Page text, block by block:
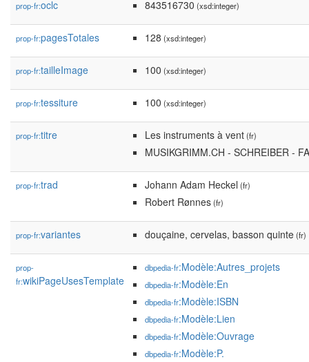
prop-fr:oclc 843516730 (xsd:integer)
prop-fr:pagesTotales 128 (xsd:integer)
prop-fr:tailleImage 100 (xsd:integer)
prop-fr:tessiture 100 (xsd:integer)
prop-fr:titre Les instruments à vent(fr)
MUSIKGRIMM.CH - SCHREIBER -
prop-fr:trad Johann Adam Heckel (fr)
Robert Rønnes(fr)
prop-fr:variantes douçaine, cervelas, basson quinte(fr)
prop-
fr:wikiPageUsesTemplate
dbpedia-fr:Modèle:Autres_projets
dbpedia-fr:Modèle:En
dbpedia-fr:Modèle:ISBN
dbpedia-fr:Modèle:Lien
dbpedia-fr:Modèle:Ouvrage
dbpedia-fr:Modèle:P.